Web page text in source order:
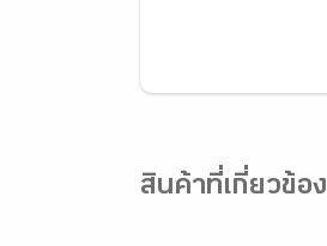
สินค้าที่เกี่ยวข้อง